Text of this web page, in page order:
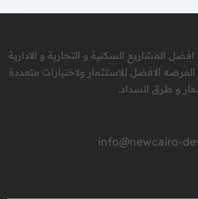
افضل المشاريع السكنية و التجارية و الادارية
الافضل للاستثمار ولاختيارات متعددة
و طرق السداد.
info@newcairo-